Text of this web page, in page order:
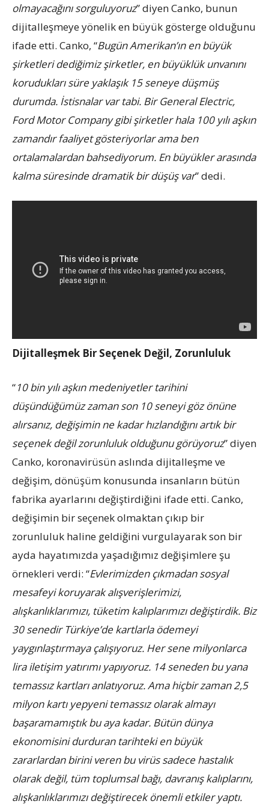
olmayacağını sorguluyoruz” diyen Canko, bunun
dijitalleşmeye yönelik en büyük gösterge olduğunu
ifade etti. Canko, “Bugün Amerikan’ın en büyük
şirketleri dediğimiz şirketler, en büyüklük unvanını
korudukları süre yaklaşık 15 seneye düşmüş
durumda. İstisnalar var tabi. Bir General Electric,
Ford Motor Company gibi şirketler hala 100 yılı aşkın
zamandır faaliyet gösteriyorlar ama ben
ortalamalardan bahsediyorum. En büyükler arasında
kalma süresinde dramatik bir düşüş var” dedi.
Dijitalleşmek Bir Seçenek Değil, Zorunluluk
“10 bin yılı aşkın medeniyetler tarihini
düşündüğümüz zaman son 10 seneyi göz önüne
alırsanız, değişimin ne kadar hızlandığını artık bir
seçenek değil zorunluluk olduğunu görüyoruz” diyen
Canko, koronavirüsün aslında dijitalleşme ve
değişim, dönüşüm konusunda insanların bütün
fabrika ayarlarını değiştirdiğini ifade etti. Canko,
değişimin bir seçenek olmaktan çıkıp bir
zorunluluk haline geldiğini vurgulayarak son bir
ayda hayatımızda yaşadığımız değişimlere şu
örnekleri verdi: “Evlerimizden çıkmadan sosyal
mesafeyi koruyarak alışverişlerimizi,
alışkanlıklarımızı, tüketim kalıplarımızı değiştirdik. Biz
30 senedir Türkiye’de kartlarla ödemeyi
yaygınlaştırmaya çalışıyoruz. Her sene milyonlarca
lira iletişim yatırımı yapıyoruz. 14 seneden bu yana
temassız kartları anlatıyoruz. Ama hiçbir zaman 2,5
milyon kartı yepyeni temassız olarak almayı
başaramamıştık bu aya kadar. Bütün dünya
ekonomisini durduran tarihteki en büyük
zararlardan birini veren bu virüs sadece hastalık
olarak değil, tüm toplumsal bağı, davranış kalıplarını,
alışkanlıklarımızı değiştirecek önemli etkiler yaptı.